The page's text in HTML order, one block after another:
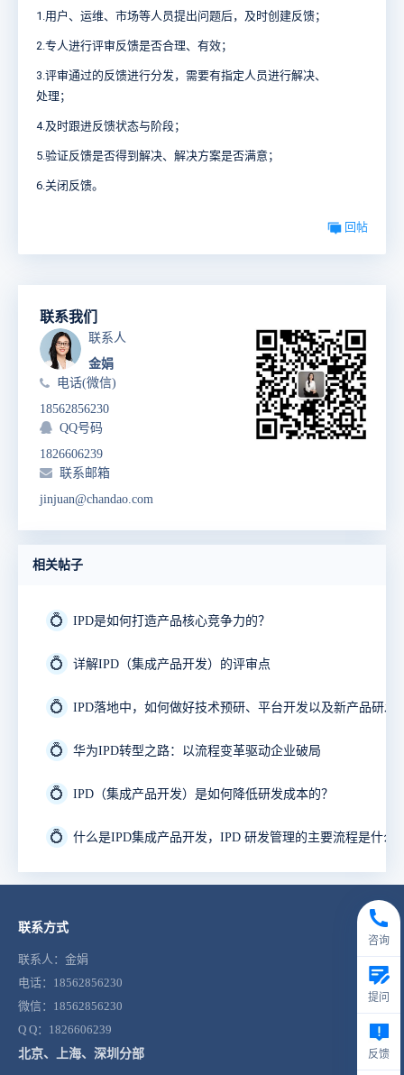
1.用户、运维、市场等人员提出问题后，及时创建反馈；
2.专人进行评审反馈是否合理、有效；
3.评审通过的反馈进行分发，需要有指定人员进行解决、
处理；
4.及时跟进反馈状态与阶段；
5.验证反馈是否得到解决、解决方案是否满意；
6.关闭反馈。
回帖
联系我们
联系人
金娟
电话(微信)
18562856230
QQ号码
1826606239
联系邮箱
jinjuan@chandao.com
相关帖子
💍 IPD是如何打造产品核心竞争力的？
💍 详解IPD（集成产品开发）的评审点
💍 IPD落地中，如何做好技术预研、平台开发以及新产品研发
💍 华为IPD转型之路：以流程变革驱动企业破局
💍 IPD（集成产品开发）是如何降低研发成本的？
💍 什么是IPD集成产品开发，IPD 研发管理的主要流程是什么
联系方式
联系人：金娟
电话：18562856230
微信：18562856230
Q Q：1826606239
北京、上海、深圳分部
咨询
提问
反馈